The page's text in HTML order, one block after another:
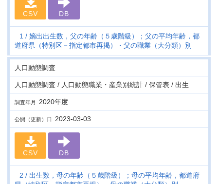
CSV DB
1
嫡出出生数，父の年齢（５歳階級）；父の平均年齢，都
道府県（特別区－指定都市再掲）・父の職業（大分類）別
人口動態調査
人口動態調査 / 人口動態職業・産業別統計 / 保管表 / 出生
調査年月 2020年度
公開（更新）日 2023-03-03
CSV DB
2
出生数，母の年齢（５歳階級）；母の平均年齢，都道府